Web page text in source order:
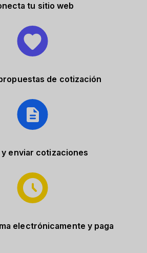
tu sitio web
de cotización
y enviar cotizaciones
electrónicamente y paga